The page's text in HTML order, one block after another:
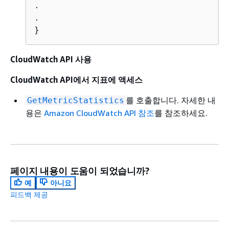
.
.
}
CloudWatch API 사용
CloudWatch API에서 지표에 액세스
GetMetricStatistics 를 호출합니다. 자세한 내
용은 Amazon CloudWatch API 참조를 참조하세요.
페이지 내용이 도움이 되었습니까?
예
아니요
피드백 제공